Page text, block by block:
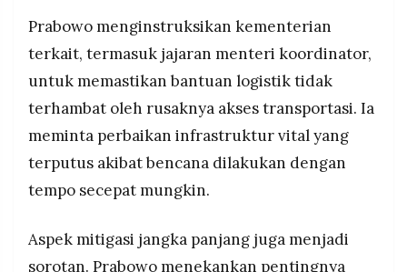
Prabowo menginstruksikan kementerian
terkait, termasuk jajaran menteri koordinator,
untuk memastikan bantuan logistik tidak
terhambat oleh rusaknya akses transportasi. Ia
meminta perbaikan infrastruktur vital yang
terputus akibat bencana dilakukan dengan
tempo secepat mungkin.
Aspek mitigasi jangka panjang juga menjadi
sorotan. Prabowo menekankan pentingnya